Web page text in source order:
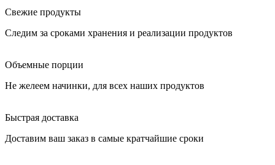
Свежие продукты
Следим за сроками хранения и реализации продуктов
Объемные порции
Не желеем начинки, для всех наших продуктов
Быстрая доставка
Доставим ваш заказ в самые кратчайшие сроки